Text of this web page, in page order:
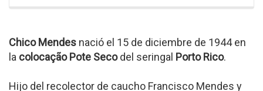
Chico Mendes nació el 15 de diciembre de 1944 en
la colocação Pote Secodel seringal Porto Rico.
Hijo del recolector de caucho Francisco Mendes y